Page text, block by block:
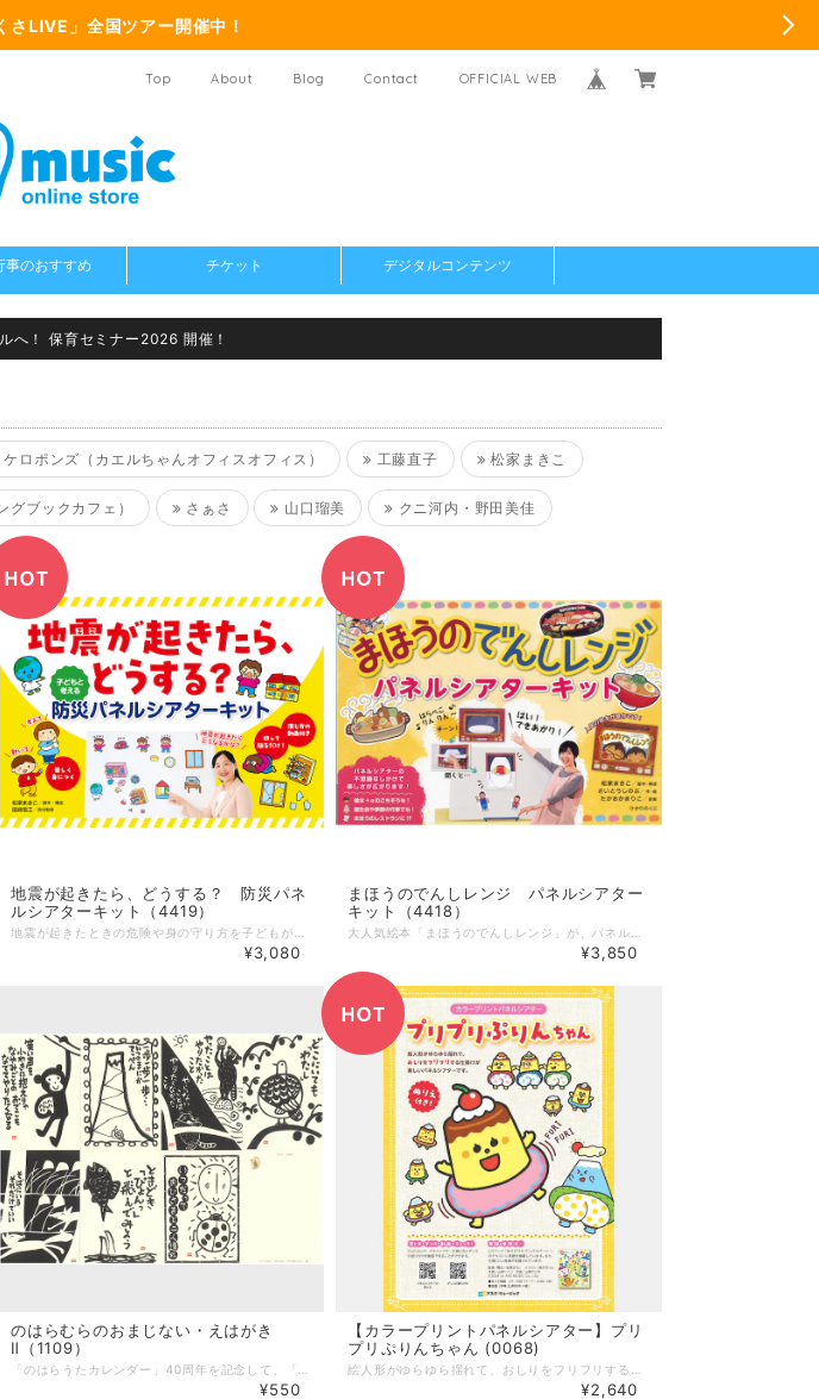
さLIVE」全国ツアー開催中！
Top About Blog Contact OFFICIAL WEB
事のおすすめ チケット デジタルコンテンツ
へ！ 保育セミナー2026 開催！
ケロポンズ（カエルちゃんオフィスオフィス） 工藤直子 松家まきこ
グブックカフェ） さぁさ 山口瑠美 クニ河内・野田美佳
地震が起きたら、どうする？ 防災パネ
ルシアターキット（4419）
¥3,080
まほうのでんしレンジ パネルシアター
キット（4418）
¥3,850
のはらむらのおまじない・えはがき
Ⅱ（1109）
¥550
【カラープリントパネルシアター】プリ
プリぷりんちゃん (0068)
¥2,640